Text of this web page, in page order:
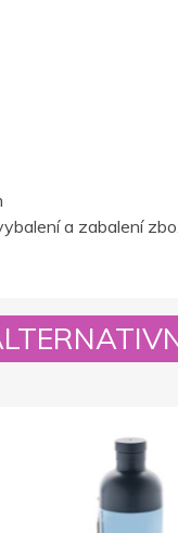
a zabalení